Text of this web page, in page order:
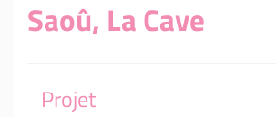
Saoû, La Cave
Projet